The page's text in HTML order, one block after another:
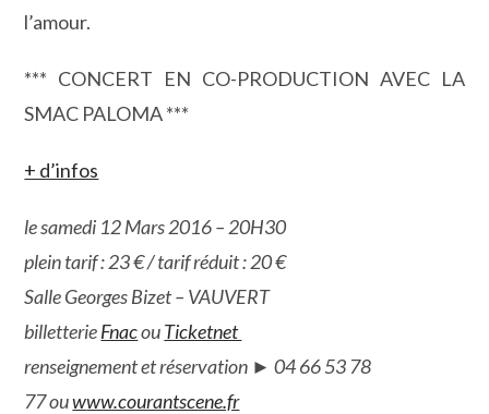
l’amour.
*** CONCERT EN CO-PRODUCTION AVEC LA
SMAC PALOMA ***
+ d’infos
le samedi 12 Mars 2016 – 20H30
plein tarif : 23 € / tarif réduit : 20 €
Salle Georges Bizet – VAUVERT
billetterieFnacouTicketnet
renseignement et réservation ►04 66 53 78
77ouwww.courantscene.fr